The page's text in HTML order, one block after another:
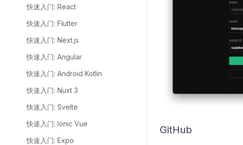
快速入门: React
快速入门: Flutter
快速入门: Next.js
快速入门: Angular
快速入门: Android Kotlin
快速入门: Nuxt 3
快速入门: Svelte
快速入门: Ionic Vue
快速入门: Expo
GitHub